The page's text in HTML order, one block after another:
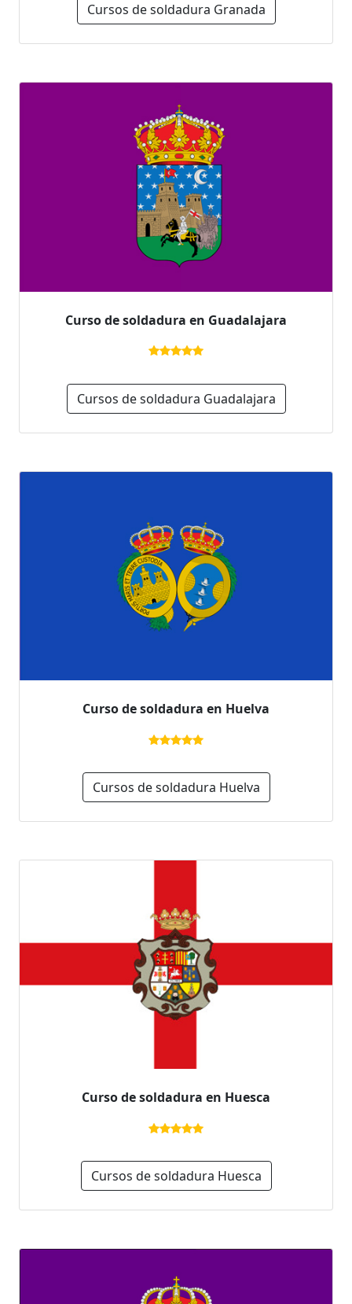
Cursos de soldadura Granada
Curso de soldadura en Guadalajara
Cursos de soldadura Guadalajara
Curso de soldadura en Huelva
Cursos de soldadura Huelva
Curso de soldadura en Huesca
Cursos de soldadura Huesca